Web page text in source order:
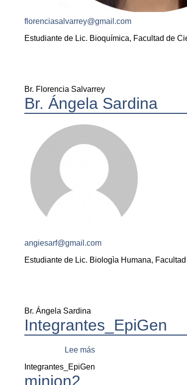
florenciasalvarrey@gmail.com
Estudiante de Lic. Bioquímica, Facultad de
Br. Florencia Salvarrey
Br. Ángela Sardina
angiesarf@gmail.com
Estudiante de Lic. Biologìa Humana,
Br. Ángela Sardina
Integrantes_EpiGen
Lee mássobre
Integrantes_EpiGen
minion2